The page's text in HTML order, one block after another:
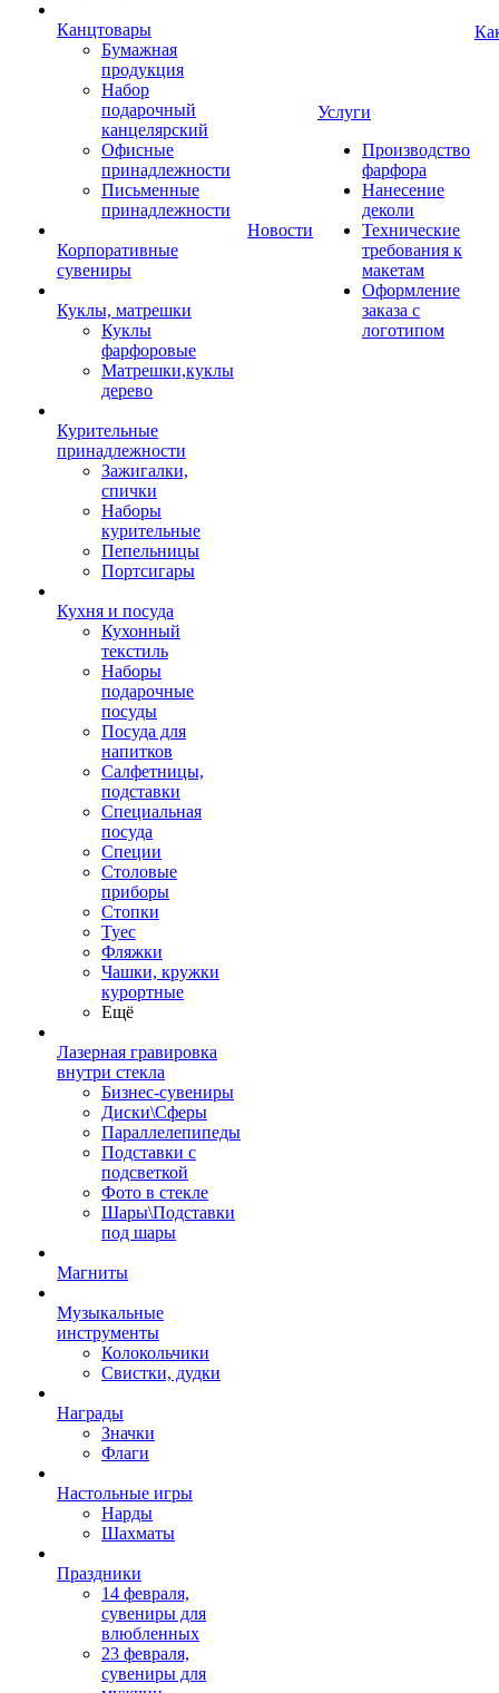
Канцтовары
Бумажная
продукция
Набор
подарочный
канцелярский
Офисные
принадлежности
Письменные
принадлежности
Корпоративные
сувениры
Куклы, матрешки
Куклы
фарфоровые
Матрешки,куклы
дерево
Курительные
принадлежности
Зажигалки,
спички
Наборы
курительные
Пепельницы
Портсигары
Кухня и посуда
Кухонный
текстиль
Наборы
подарочные
посуды
Посуда для
напитков
Салфетницы,
подставки
Специальная
посуда
Специи
Столовые
приборы
Стопки
Туес
Фляжки
Чашки, кружки
курортные
Ещё
Лазерная гравировка
внутри стекла
Бизнес-сувениры
Диски\Сферы
Параллелепипеды
Подставки с
подсветкой
Фото в стекле
Шары\Подставки
под шары
Магниты
Музыкальные
инструменты
Колокольчики
Свистки, дудки
Награды
Значки
Флаги
Настольные игры
Нарды
Шахматы
Праздники
14 февраля,
сувениры для
влюбленных
23 февраля,
сувениры для
Новости
Услуги
Производство
фарфора
Нанесение
деколи
Технические
требования к
макетам
Оформление
заказа с
логотипом